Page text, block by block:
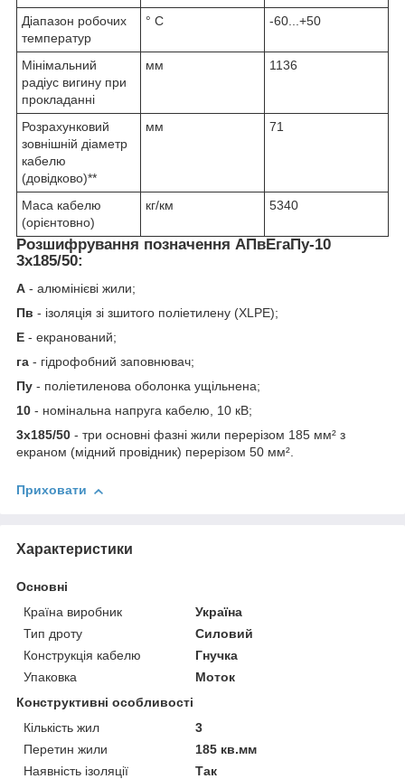
Діапазон робочих
температур
° С -60...+50
Мінімальний
радіус вигину при
прокладанні
мм 1136
Розрахунковий
зовнішній діаметр
кабелю
(довідково)**
мм 71
Маса кабелю
(орієнтовно)
кг/км 5340
Розшифрування позначення АПвЕгаПу‑10
3х185/50:
А - алюмінієві жили;
Пв - ізоляція зі зшитого поліетилену (XLPE);
Е - екранований;
га - гідрофобний заповнювач;
Пу - поліетиленова оболонка ущільнена;
10 - номінальна напруга кабелю, 10 кВ;
3х185/50 - три основні фазні жили перерізом 185 мм² з
екраном (мідний провідник) перерізом 50 мм².
Приховати
Характеристики
Основні
Країна виробник
Україна
Тип дроту
Силовий
Конструкція кабелю
Гнучка
Упаковка
Моток
Конструктивні особливості
Кількість жил
3
Перетин жили
185 кв.мм
Наявність ізоляції
Так